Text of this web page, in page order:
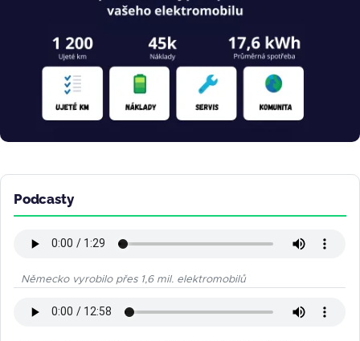
Podcasty
Německo vyrobilo přes 1,6 mil. elektromobilů